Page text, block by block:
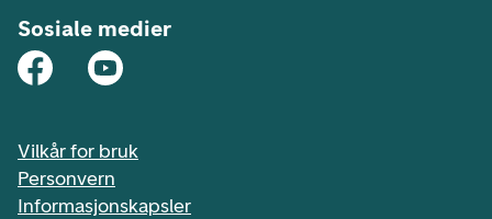
Sosiale medier
Vilkår for bruk
Personvern
Informasjonskapsler